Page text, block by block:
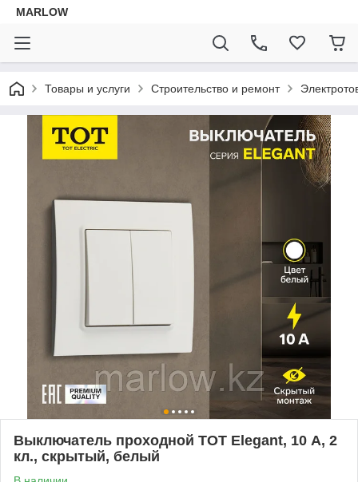
MARLOW
Товары и услуги Строительство и ремонт
Выключатель проходной TOT Elegant, 10 А, 2
кл., скрытый, белый